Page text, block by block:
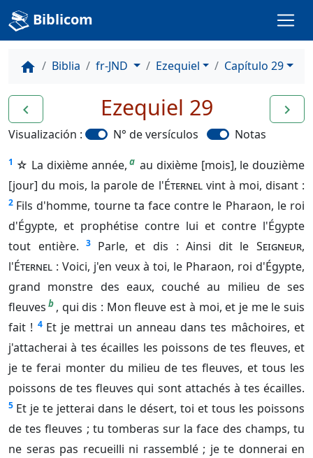
Biblicom
home Biblia fr-JND Ezequiel Capítulo 29
navigate_before navigate_next
Ezequiel 29
Visualización : N° de versículos Notas
1 ☆ La dixième année, a au dixième [mois], le douzième
[jour] du mois, la parole de l'Éternelvint à moi, disant :
2 Fils d'homme, tourne ta face contre le Pharaon, le roi
d'Égypte, et prophétise contre lui et contre l'Égypte
tout entière.
3 Parle, et dis : Ainsi dit leSeigneur,
l'Éternel : Voici, j'en veux à toi, le Pharaon, roi d'Égypte,
grand monstre des eaux, couché au milieu de ses
fleuves b , qui dis : Mon fleuve est à moi, et je me le suis
fait ! 4 Et je mettrai un anneau dans tes mâchoires, et
j'attacherai à tes écailles les poissons de tes fleuves, et
je te ferai monter du milieu de tes fleuves, et tous les
poissons de tes fleuves qui sont attachés à tes écailles.
5 Et je te jetterai dans le désert, toi et tous les poissons
de tes fleuves ; tu tomberas sur la face des champs, tu
ne seras pas recueilli ni rassemblé ; je te donnerai en